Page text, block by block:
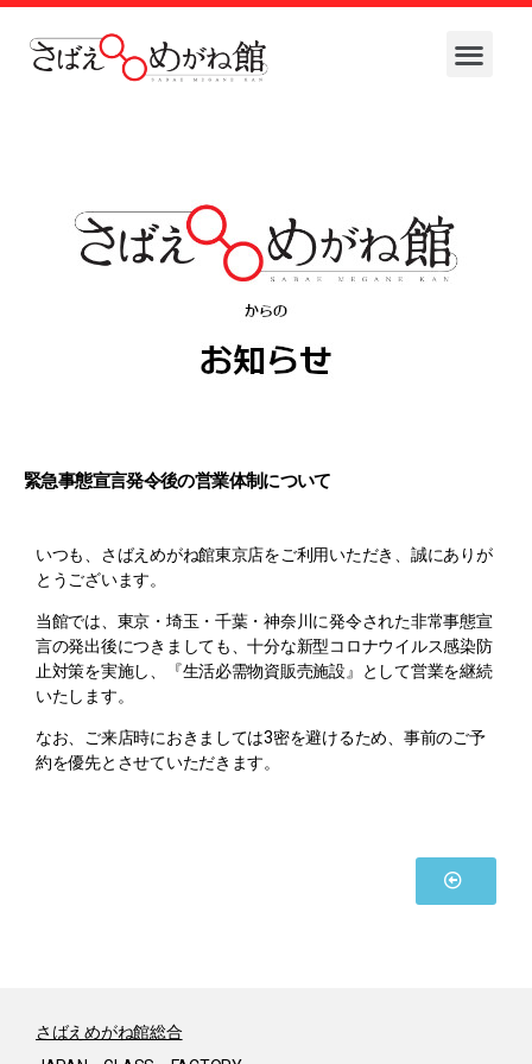
緊急事態宣言発令後の営業体制について
いつも、さばえめがね館東京店をご利用いただき、誠にありが
とうございます。
当館では、東京・埼玉・千葉・神奈川に発令された非常事態宣
言の発出後につきましても、十分な新型コロナウイルス感染防
止対策を実施し、
『生活必需物資販売施設』として営業を継続
いたします。
なお、ご来店時におきましては3密を避けるため、事前のご予
約を優先とさせていただきます。
さばえめがね館総合